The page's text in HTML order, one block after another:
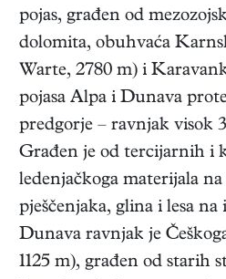
pojas, građen od
dolomita, obuhvaća
Warte, 2780 m) i
pojasa Alpa i Dunava
predgorje – ravnjak visok
Građen je od tercijarnih i
ledenjačkoga materijala
pješčenjaka, glina i lesa
Dunava ravnjak je
1125 m), građen od starih